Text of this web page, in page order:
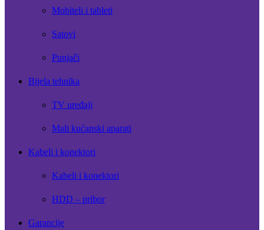
Mobiteli i tableti
Satovi
Punjači
Bijela tehnika
TV uređaji
Mali kućanski aparati
Kabeli i konektori
Kabeli i konektori
HDD – pribor
Garancije